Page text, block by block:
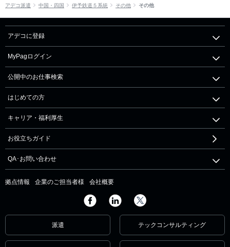
アデコ派遣 中国・四国 伊予鉄道５系統 その他 その他
アデコに登録
MyPagログイン
公開中のお仕事検索
はじめての方
キャリア・福利厚生
お役立ちガイド
QA･お問い合わせ
拠点情報 企業のご担当者様 会社概要
派遣 テックコンサルティング